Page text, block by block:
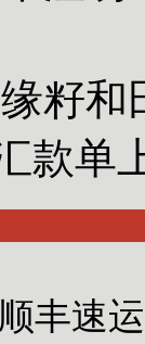
和
款单
丰速